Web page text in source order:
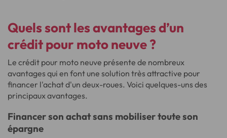
Quels sont les avantages d’un
crédit pour moto neuve ?
Le crédit pour moto neuve présente de nombreux
avantages qui en font une solution très attractive pour
financer l'achat d'un deux-roues. Voici quelques-uns des
principaux avantages.
Financer son achat sans mobiliser toute son
épargne